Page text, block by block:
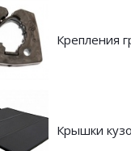
Крепления
Крышки